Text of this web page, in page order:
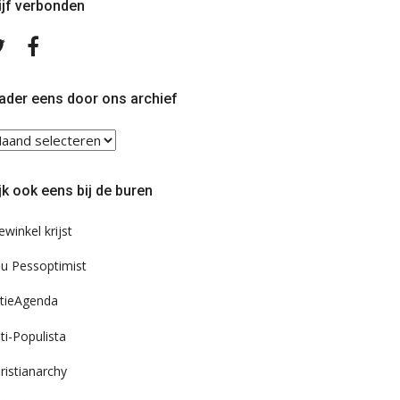
verbonden
Volg
TwitterFacebook
eens door ons archief
ook eens bij de buren
krijst
Pessoptimist
Populista